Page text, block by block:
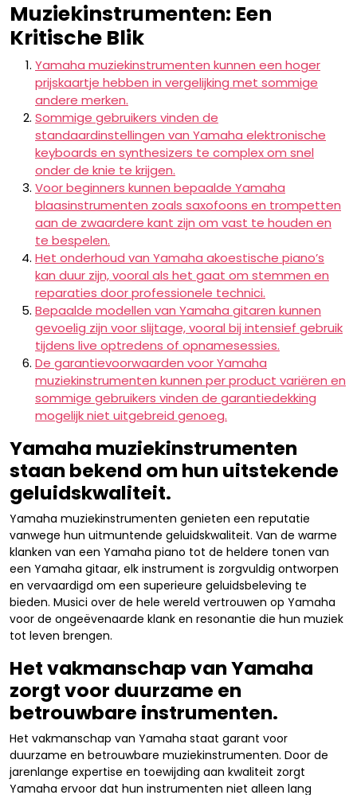
Muziekinstrumenten: Een
Kritische Blik
Yamaha muziekinstrumenten kunnen een hoger
prijskaartje hebben in vergelijking met sommige
andere merken.
Sommige gebruikers vinden de
standaardinstellingen van Yamaha elektronische
keyboards en synthesizers te complex om snel
onder de knie te krijgen.
Voor beginners kunnen bepaalde Yamaha
blaasinstrumenten zoals saxofoons en trompetten
aan de zwaardere kant zijn om vast te houden en
te bespelen.
Het onderhoud van Yamaha akoestische piano’s
kan duur zijn, vooral als het gaat om stemmen en
reparaties door professionele technici.
Bepaalde modellen van Yamaha gitaren kunnen
gevoelig zijn voor slijtage, vooral bij intensief gebruik
tijdens live optredens of opnamesessies.
De garantievoorwaarden voor Yamaha
muziekinstrumenten kunnen per product variëren en
sommige gebruikers vinden de garantiedekking
mogelijk niet uitgebreid genoeg.
Yamaha muziekinstrumenten
staan bekend om hun uitstekende
geluidskwaliteit.
Yamaha muziekinstrumenten genieten een reputatie
vanwege hun uitmuntende geluidskwaliteit. Van de warme
klanken van een Yamaha piano tot de heldere tonen van
een Yamaha gitaar, elk instrument is zorgvuldig ontworpen
en vervaardigd om een superieure geluidsbeleving te
bieden. Musici over de hele wereld vertrouwen op Yamaha
voor de ongeëvenaarde klank en resonantie die hun muziek
tot leven brengen.
Het vakmanschap van Yamaha
zorgt voor duurzame en
betrouwbare instrumenten.
Het vakmanschap van Yamaha staat garant voor
duurzame en betrouwbare muziekinstrumenten. Door de
jarenlange expertise en toewijding aan kwaliteit zorgt
Yamaha ervoor dat hun instrumenten niet alleen lang